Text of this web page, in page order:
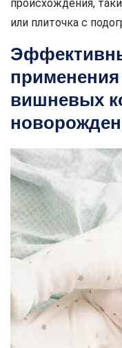
происхождения,
или плиточка с
применения
вишневых